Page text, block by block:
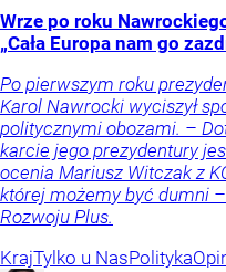
Wrze po roku
„Cała Europa nam go
Po pierwszym roku
Karol Nawrocki wyciszył
politycznymi obozami. –
karcie jego prezydentury
ocenia Mariusz Witczak z
której możemy być dumni
Rozwoju Plus.
KrajTylko u NasPolityka